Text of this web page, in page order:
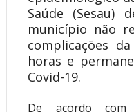
Saúde (Sesau)
município não
complicações
horas e
Covid-19.
De acordo com